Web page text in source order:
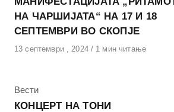
НА ЧАРШИЈАТА“ НА 17 И 18
СЕПТЕМВРИ ВО СКОПЈЕ
Објавено
13 септември , 2024 1 мин читање
КАтегорија
Вести
КОНЦЕРТ НА ТОНИ